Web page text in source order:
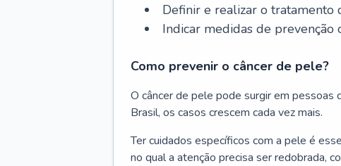
Definir e realizar o tratamento
Indicar medidas de prevenção
Como prevenir o câncer de pele?
O câncer de pele pode surgir em pessoas
Brasil, os casos crescem cada vez mais.
Ter cuidados específicos com a pele é
no qual a atenção precisa ser redobrada,